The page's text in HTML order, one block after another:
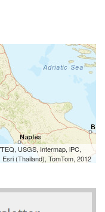
USGS, Intermap, iPC,
(Thailand), TomTom, 2012